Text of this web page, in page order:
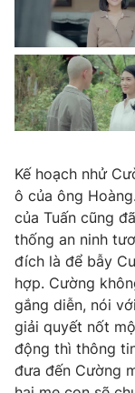
THỜI BÁO VTV
Theo dõi báo trên
Cơ quan chủ quản:
Cơ quan báo chí:
Giấy phép hoạt
cấp ngày 29/12/
Tổng Biên tập:Vũ
Phó Tổng Biên tập:
Nguyễn Trọng Ninh
Tổng đài VTV:
Ðiện thoại Thời báo
Kế hoạch nhử
ô của ông
của Tuấn cũng
thống an ninh
đích là để bẫy
hợp. Cường
gắng diễn, nói
giải quyết nốt
động thì thông
đưa đến Cường